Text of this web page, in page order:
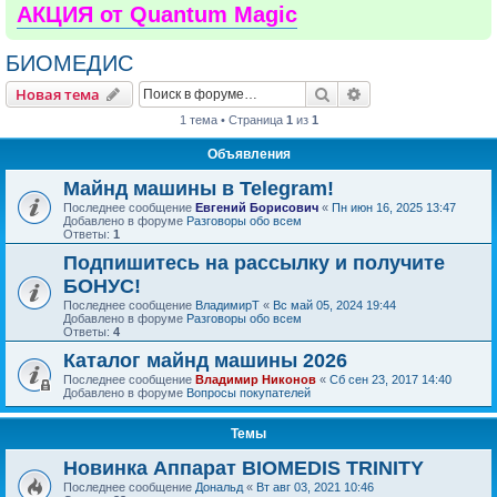
АКЦИЯ от Quantum Magic
БИОМЕДИС
Новая тема Поиск
1 тема • Страница 1 из 1
Объявления
Майнд машины в Telegram!
Последнее сообщение Евгений Борисович « Пн июн 16, 2025 13:47
Добавлено в форуме Разговоры обо всем
Ответы: 1
Подпишитесь на рассылку и получите
БОНУС!
Последнее сообщение ВладимирТ « Вс май 05, 2024 19:44
Добавлено в форуме Разговоры обо всем
Ответы: 4
Каталог майнд машины 2026
Последнее сообщение Владимир Никонов « Сб сен 23, 2017 14:40
Добавлено в форуме Вопросы покупателей
Темы
Новинка Аппарат BIOMEDIS TRINITY
Последнее сообщение Дональд « Вт авг 03, 2021 10:46